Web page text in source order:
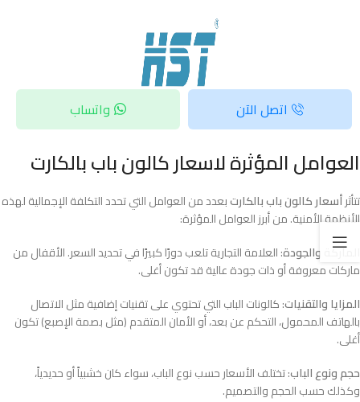
اتصل الآن واتساب
العوامل المؤثرة لاسعار كالون باب بالكارت
تتأثرأسعار كالون باب بالكارتبعدد من العوامل التي تحدد التكلفة الإجمالية لهذه
الأنظمة الأمنية. من أبرز العوامل المؤثرة:
الماركة والجودة: العلامة التجارية تلعب دورًا كبيرًا في تحديد السعر. الأقفال من
ماركات معروفة أو ذات جودة عالية قد تكون أغلى.
المزايا والتقنيات: كالونات الباب التي تحتوي على تقنيات إضافية مثل الاتصال
بالهاتف المحمول، التحكم عن بعد، أو الأمان المتقدم (مثل بصمة الإصبع) تكون
أغلى.
حجم ونوع الباب: تختلف الأسعار حسب نوع الباب، سواء كان خشبياً أو حديدياً،
وكذلك حسب الحجم والتصميم.